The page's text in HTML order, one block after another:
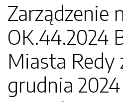
Zarządzenie
OK.44.2024
Miasta Redy
grudnia